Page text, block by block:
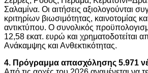
Σαλαμίνα. Οι αιτήσεις αξιολογούνται
κριτηρίων βιωσιμότητας, καινοτομίας
αντικτύπου. Ο συνολικός
12,58 εκατ. ευρώ και χρηματοδοτείται
Ανάκαμψης και Ανθεκτικότητας.
4. Πρόγραμμα απασχόλησης 5.971